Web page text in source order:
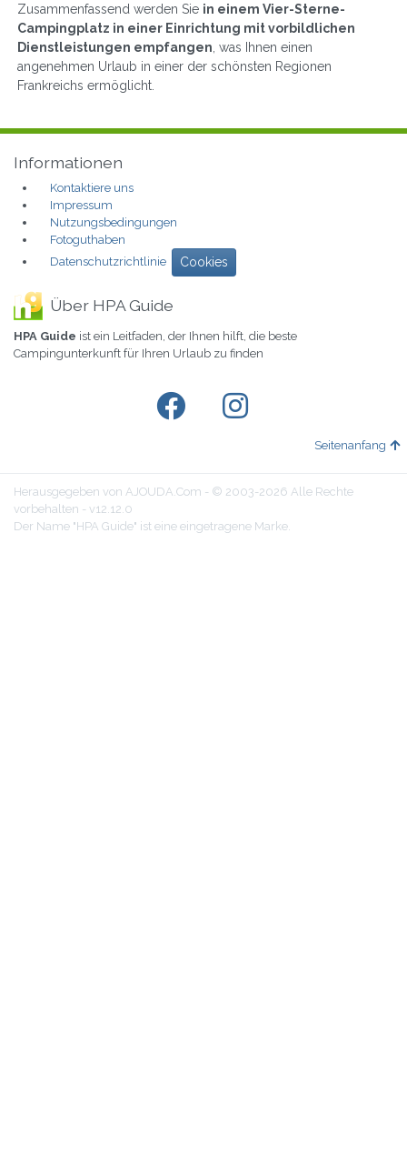
Zusammenfassend werden Sie in einem Vier-Sterne-
Campingplatz in einer Einrichtung mit vorbildlichen
Dienstleistungen empfangen , was Ihnen einen
angenehmen Urlaub in einer der schönsten Regionen
Frankreichs ermöglicht.
Informationen
Kontaktiere uns
Impressum
Nutzungsbedingungen
Fotoguthaben
Datenschutzrichtlinie
Cookies
Über HPA Guide
HPA Guide ist ein Leitfaden, der Ihnen hilft, die beste
Campingunterkunft für Ihren Urlaub zu finden
Seitenanfang
Herausgegeben von AJOUDA.Com - © 2003-2026 Alle Rechte
vorbehalten - v12.12.0
Der Name "HPA Guide" ist eine eingetragene Marke.